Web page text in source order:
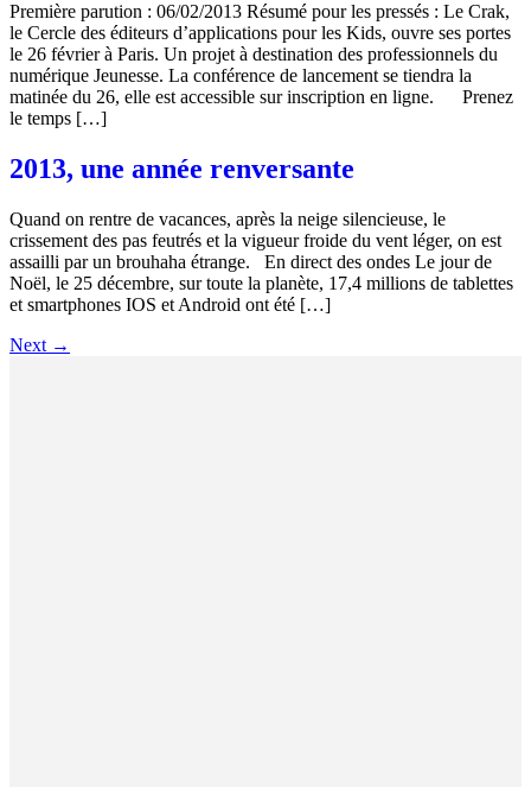
Première parution : 06/02/2013 Résumé pour les pressés : Le Crak,
le Cercle des éditeurs d’applications pour les Kids, ouvre ses portes
le 26 février à Paris. Un projet à destination des professionnels du
numérique Jeunesse. La conférence de lancement se tiendra la
matinée du 26, elle est accessible sur inscription en ligne. Prenez
le temps […]
2013, une année renversante
Quand on rentre de vacances, après la neige silencieuse, le
crissement des pas feutrés et la vigueur froide du vent léger, on est
assailli par un brouhaha étrange. En direct des ondes Le jour de
Noël, le 25 décembre, sur toute la planète, 17,4 millions de tablettes
et smartphones IOS et Android ont été […]
Next →